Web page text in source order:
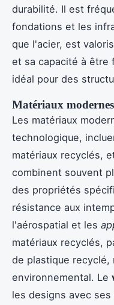
durabilité. Il est
fondations et les
que l'acier, est
et sa capacité à être
idéal pour des
Matériaux modernes
Les matériaux
technologique,
matériaux recyclés,
combinent souvent
des propriétés
résistance aux
l'aérospatial et les
matériaux recyclés,
de plastique recyclé,
environnemental. Le
les designs avec